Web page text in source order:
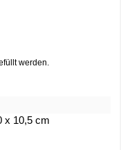
werden.
x 10,5 cm